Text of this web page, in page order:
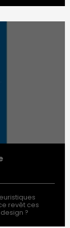
revêt ces
?